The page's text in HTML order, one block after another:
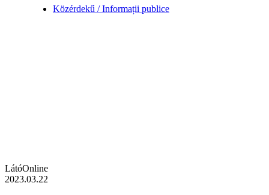
Közérdekű / Informații publice
LátóOnline
2023.03.22